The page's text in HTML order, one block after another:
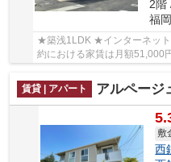
2階
福
★築浅1LDK ★インターネット無
約における家賃は月額51,000
54,000円』
賃貸 | アパート
アルページ
敷
西